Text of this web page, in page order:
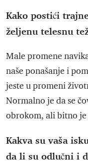
Kako postići
željenu telesnu
Male promene
naše ponašanje i
jeste u promeni
Normalno je da se
obrokom, ali bitno
Kakva su vaša
da li su odlučni i